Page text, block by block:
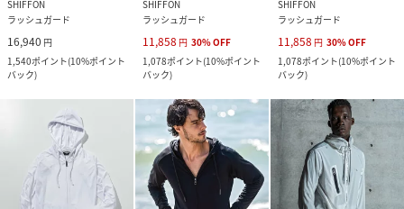
SHIFFON
ラッシュガード
16,940 円
1,540ポイント(10%ポイント
バック)
SHIFFON
ラッシュガード
11,858 円 30%OFF
1,078ポイント(10%ポイント
バック)
SHIFFON
ラッシュガード
11,858 円 30%OFF
1,078ポイント(10%ポイント
バック)